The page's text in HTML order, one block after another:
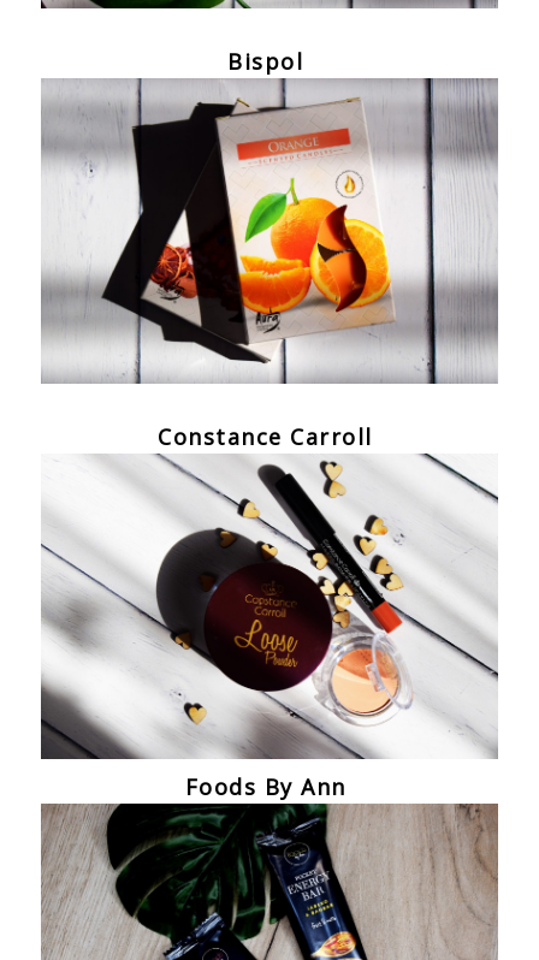
Bispol
Constance Carroll
Foods By Ann